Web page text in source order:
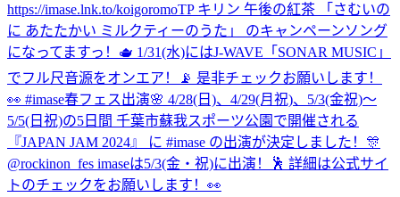
https://imase.lnk.to/koigoromoTP キリン 午後の紅茶 「さむいの
に あたたかい ミルクティーのうた」 のキャンペーンソング
になってますっ！🫖 1/31(水)にはJ-WAVE「SONAR MUSIC」
でフル尺音源をオンエア！📡 是非チェックお願いします！
👀 #imase春フェス出演🌸 4/28(日)、4/29(月祝)、5/3(金祝)〜
5/5(日祝)の5日間 千葉市蘇我スポーツ公園で開催される
『JAPAN JAM 2024』 に #imase の出演が決定しました！🎊
@rockinon_fes imaseは5/3(金・祝)に出演！🕺 詳細は公式サイ
トのチェックをお願いします！👀